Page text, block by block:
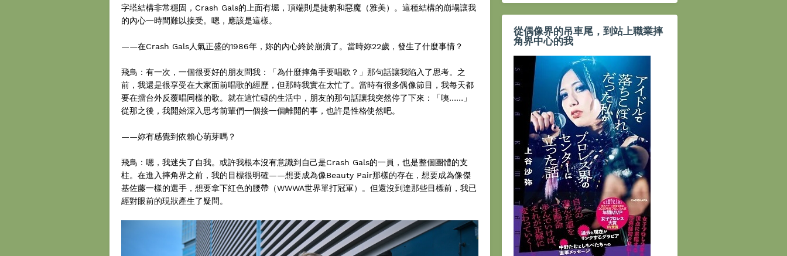
字塔結構非常穩固，Crash Gals的上面有堀，頂端則是捷豹和惡魔（雅美）。這種結構的崩塌讓我
的內心一時間難以接受。嗯，應該是這樣。
——在Crash Gals人氣正盛的1986年，妳的內心終於崩潰了。當時妳22歲，發生了什麼事情？
飛鳥：有一次，一個很要好的朋友問我：「為什麼摔角手要唱歌？」那句話讓我陷入了思考。之
前，我還是很享受在大家面前唱歌的經歷，但那時我實在太忙了。當時有很多偶像節目，我每天都
要在擂台外反覆唱同樣的歌。就在這忙碌的生活中，朋友的那句話讓我突然停了下來：「咦……」
從那之後，我開始深入思考前輩們一個接一個離開的事，也許是性格使然吧。
——妳有感覺到依賴心萌芽嗎？
飛鳥：嗯，我迷失了自我。或許我根本沒有意識到自己是Crash Gals的一員，也是整個團體的支
柱。在進入摔角界之前，我的目標很明確——想要成為像Beauty Pair那樣的存在，想要成為像傑
基佐藤一樣的選手，想要拿下紅色的腰帶（WWWA世界單打冠軍）。但還沒到達那些目標前，我已
經對眼前的現狀產生了疑問。
從偶像界的吊車尾，到站上職業摔
角界中心的我